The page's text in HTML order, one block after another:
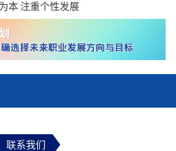
本 注重个性发展
联系我们